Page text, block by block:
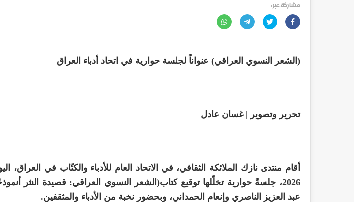
مشاركة عبر :
(الشعر النسوي العراقي) عنواناً لجلسة حوارية في اتحاد أدباء العراق
تحرير وتصوير | غسان عادل
2026، جلسةً حوارية تخلّلها توقيع كتاب(الشعر النسوي العراقي: قصيدة النثر
عبد العزيز الناصري وإنعام الحمداني، وبحضور نخبة من الأدباء والمثقفين.